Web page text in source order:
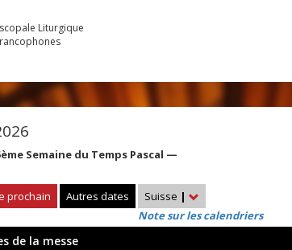
Liturgique
Semaine du Temps Pascal —
prochain
Autres dates Suisse |
Note sur les calendriers
de la messe